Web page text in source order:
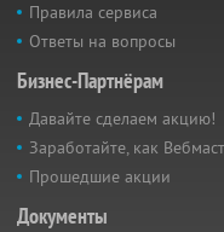
Правила сервиса
Ответы на вопросы
Бизнес-Партнёрам
Давайте сделаем акцию!
Заработайте, как
Прошедшие акции
Документы